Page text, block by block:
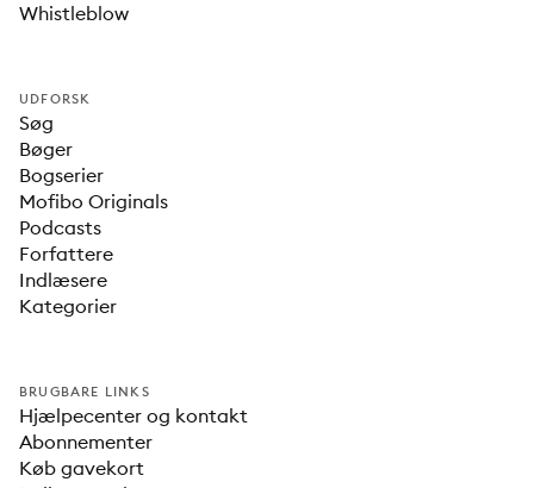
Whistleblow
UDFORSK
Søg
Bøger
Bogserier
Mofibo Originals
Podcasts
Forfattere
Indlæsere
Kategorier
BRUGBARE LINKS
Hjælpecenter og kontakt
Abonnementer
Køb gavekort